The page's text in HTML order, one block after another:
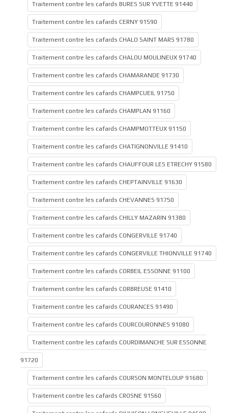
Traitement contre les cafards BURES SUR YVETTE 91440
Traitement contre les cafards CERNY 91590
Traitement contre les cafards CHALO SAINT MARS 91780
Traitement contre les cafards CHALOU MOULINEUX 91740
Traitement contre les cafards CHAMARANDE 91730
Traitement contre les cafards CHAMPCUEIL 91750
Traitement contre les cafards CHAMPLAN 91160
Traitement contre les cafards CHAMPMOTTEUX 91150
Traitement contre les cafards CHATIGNONVILLE 91410
Traitement contre les cafards CHAUFFOUR LES ETRECHY 91580
Traitement contre les cafards CHEPTAINVILLE 91630
Traitement contre les cafards CHEVANNES 91750
Traitement contre les cafards CHILLY MAZARIN 91380
Traitement contre les cafards CONGERVILLE 91740
Traitement contre les cafards CONGERVILLE THIONVILLE 91740
Traitement contre les cafards CORBEIL ESSONNE 91100
Traitement contre les cafards CORBREUSE 91410
Traitement contre les cafards COURANCES 91490
Traitement contre les cafards COURCOURONNES 91080
Traitement contre les cafards COURDIMANCHE SUR ESSONNE
91720
Traitement contre les cafards COURSON MONTELOUP 91680
Traitement contre les cafards CROSNE 91560